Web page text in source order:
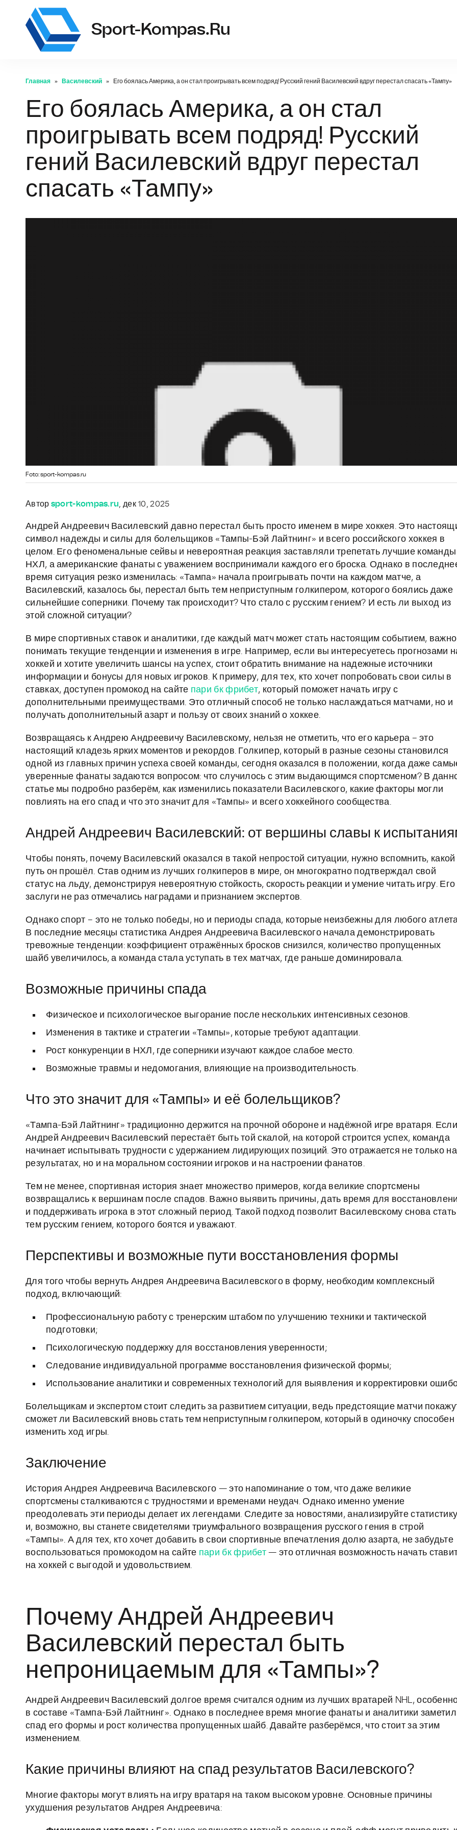
Sport-Kompas.ru
Главная Василевский Его боялась Америка, а он стал проигрывать всем подряд! Русский гений Василевский вдруг перестал спасать «Тампу»
Его боялась Америка, а он стал
проигрывать всем подряд! Русский
гений Василевский вдруг перестал
спасать «Тампу»
Foto: sport-kompas.ru
Автор sport-kompas.ru, дек 10, 2025
Андрей Андреевич Василевский давно перестал быть просто именем в мире хоккея. Это
символ надежды и силы для болельщиков «Тампы-Бэй Лайтнинг» и всего российского хоккея в
целом. Его феноменальные сейвы и невероятная реакция заставляли трепетать лучшие команды
НХЛ, а американские фанаты с уважением воспринимали каждого его броска. Однако в
время ситуация резко изменилась: «Тампа» начала проигрывать почти на каждом матче, а
Василевский, казалось бы, перестал быть тем неприступным голкипером, которого боялись даже
сильнейшие соперники. Почему так происходит? Что стало с русским гением? И есть ли выход из
этой сложной ситуации?
В мире спортивных ставок и аналитики, где каждый матч может стать настоящим событием, важно
понимать текущие тенденции и изменения в игре. Например, если вы интересуетесь прогнозами
хоккей и хотите увеличить шансы на успех, стоит обратить внимание на надежные источники
информации и бонусы для новых игроков. К примеру, для тех, кто хочет попробовать свои силы в
ставках, доступен промокод на сайте пари бк фрибет, который поможет начать игру с
дополнительными преимуществами. Это отличный способ не только наслаждаться матчами, но и
получать дополнительный азарт и пользу от своих знаний о хоккее.
Возвращаясь к Андрею Андреевичу Василевскому, нельзя не отметить, что его карьера – это
настоящий кладезь ярких моментов и рекордов. Голкипер, который в разные сезоны становился
одной из главных причин успеха своей команды, сегодня оказался в положении, когда даже
уверенные фанаты задаются вопросом: что случилось с этим выдающимся спортсменом? В
статье мы подробно разберём, как изменились показатели Василевского, какие факторы могли
повлиять на его спад и что это значит для «Тампы» и всего хоккейного сообщества.
Андрей Андреевич Василевский: от вершины славы к
Чтобы понять, почему Василевский оказался в такой непростой ситуации, нужно вспомнить, какой
путь он прошёл. Став одним из лучших голкиперов в мире, он многократно подтверждал свой
статус на льду, демонстрируя невероятную стойкость, скорость реакции и умение читать игру. Его
заслуги не раз отмечались наградами и признанием экспертов.
Однако спорт – это не только победы, но и периоды спада, которые неизбежны для любого
В последние месяцы статистика Андрея Андреевича Василевского начала демонстрировать
тревожные тенденции: коэффициент отражённых бросков снизился, количество пропущенных
шайб увеличилось, а команда стала уступать в тех матчах, где раньше доминировала.
Возможные причины спада
Физическое и психологическое выгорание после нескольких интенсивных сезонов.
Изменения в тактике и стратегии «Тампы», которые требуют адаптации.
Рост конкуренции в НХЛ, где соперники изучают каждое слабое место.
Возможные травмы и недомогания, влияющие на производительность.
Что это значит для «Тампы» и её болельщиков?
«Тампа-Бэй Лайтнинг» традиционно держится на прочной обороне и надёжной игре вратаря. Если
Андрей Андреевич Василевский перестаёт быть той скалой, на которой строится успех, команда
начинает испытывать трудности с удержанием лидирующих позиций. Это отражается не только на
результатах, но и на моральном состоянии игроков и на настроении фанатов.
Тем не менее, спортивная история знает множество примеров, когда великие спортсмены
возвращались к вершинам после спадов. Важно выявить причины, дать время для
и поддерживать игрока в этот сложный период. Такой подход позволит Василевскому снова стать
тем русским гением, которого боятся и уважают.
Перспективы и возможные пути восстановления формы
Для того чтобы вернуть Андрея Андреевича Василевского в форму, необходим комплексный
подход, включающий:
Профессиональную работу с тренерским штабом по улучшению техники и тактической
подготовки;
Психологическую поддержку для восстановления уверенности;
Следование индивидуальной программе восстановления физической формы;
Использование аналитики и современных технологий для выявления и корректировки
Болельщикам и экспертом стоит следить за развитием ситуации, ведь предстоящие матчи
сможет ли Василевский вновь стать тем неприступным голкипером, который в одиночку способен
изменить ход игры.
Заключение
История Андрея Андреевича Василевского — это напоминание о том, что даже великие
спортсмены сталкиваются с трудностями и временами неудач. Однако именно умение
преодолевать эти периоды делает их легендами. Следите за новостями, анализируйте
и, возможно, вы станете свидетелями триумфального возвращения русского гения в строй
«Тампы». А для тех, кто хочет добавить в свои спортивные впечатления долю азарта, не забудьте
воспользоваться промокодом на сайте пари бк фрибет — это отличная возможность начать
на хоккей с выгодой и удовольствием.
Почему Андрей Андреевич
Василевский перестал быть
непроницаемым для «Тампы»?
Андрей Андреевич Василевский долгое время считался одним из лучших вратарей NHL,
в составе «Тампа-Бэй Лайтнинг». Однако в последнее время многие фанаты и аналитики
спад его формы и рост количества пропущенных шайб. Давайте разберёмся, что стоит за этим
изменением.
Какие причины влияют на спад результатов Василевского?
Многие факторы могут влиять на игру вратаря на таком высоком уровне. Основные причины
ухудшения результатов Андрея Андреевича: